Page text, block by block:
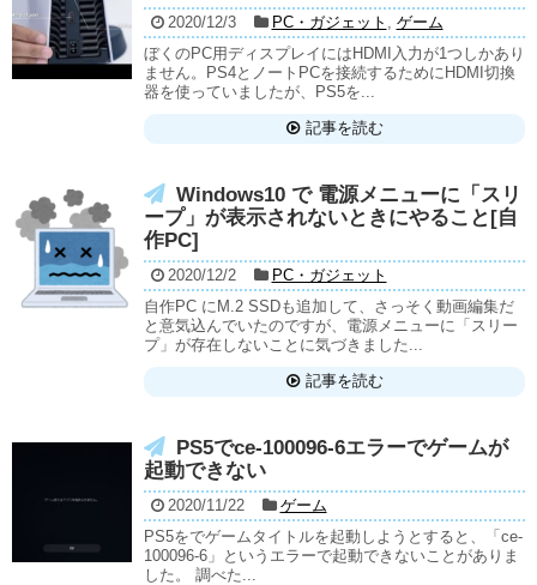
2020/12/3 PC・ガジェット , ゲーム
ぼくのPC用ディスプレイにはHDMI入力が1つしかあり
ません。PS4とノートPCを接続するためにHDMI切換
器を使っていましたが、PS5を...
記事を読む
Windows10 で 電源メニューに「スリ
ープ」が表示されないときにやること[自
作PC]
2020/12/2
PC・ガジェット
自作PC にM.2 SSDも追加して、さっそく動画編集だ
と意気込んでいたのですが、電源メニューに「スリー
プ」が存在しないことに気づきました...
記事を読む
PS5でce-100096-6エラーでゲームが
起動できない
2020/11/22
ゲーム
PS5をでゲームタイトルを起動しようとすると、「ce-
100096-6」というエラーで起動できないことがありま
した。 調べた...